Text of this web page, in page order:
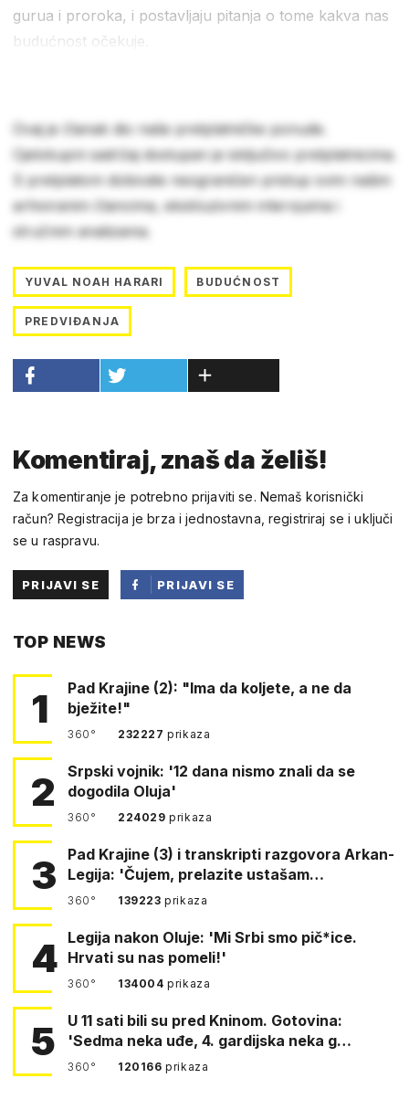
gurua i proroka, i postavljaju pitanja o tome kakva nas
budućnost očekuje.
Ovaj je članak dio naše pretplatničke ponude.
Cjelokupni sadržaj dostupan je isključivo pretplatnicima.
S pretplatom dobivate neograničen pristup svim našim
arhiviranim člancima, ekskluzivnim intervjuima i
stručnim analizama.
YUVAL NOAH HARARI BUDUĆNOST
PREDVIĐANJA
Komentiraj, znaš da želiš!
Za komentiranje je potrebno prijaviti se. Nemaš korisnički
račun? Registracija je brza i jednostavna, registriraj se i uključi
se u raspravu.
PRIJAVI SE
PRIJAVI SE
TOP NEWS
1
Pad Krajine (2): "Ima da koljete, a ne da
bježite!"
360° 232227prikaza
2
Srpski vojnik: '12 dana nismo znali da se
dogodila Oluja'
360° 224029prikaza
3
Pad Krajine (3) i transkripti razgovora Arkan-
Legija: 'Čujem, prelazite ustašam…
360° 139223prikaza
4 Legija nakon Oluje: 'Mi Srbi smo pič*ice.
Hrvati su nas pomeli!'
360° 134004prikaza
5
U 11 sati bili su pred Kninom. Gotovina:
'Sedma neka uđe, 4. gardijska neka g…
360° 120166prikaza